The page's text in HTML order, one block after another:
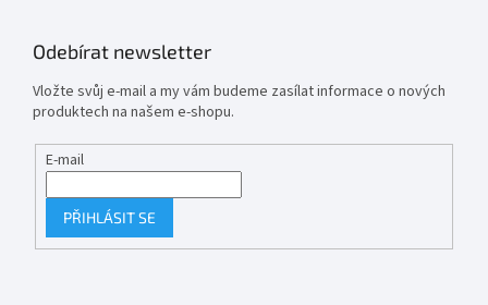
Odebírat newsletter
Vložte svůj e-mail a my vám budeme zasílat informace o nových
produktech na našem e-shopu.
E-mail
PŘIHLÁSIT SE